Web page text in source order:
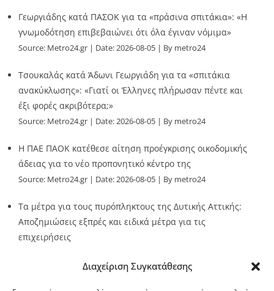
Διαχείριση Συγκατάθεσης
Γεωργιάδης κατά ΠΑΣΟΚ για τα «πράσινα σπιτάκια»: «Η
γνωμοδότηση επιβεβαιώνει ότι όλα έγιναν νόμιμα»
Source: Metro24.gr Date: 2026-08-05 By metro24
Τσουκαλάς κατά Άδωνι Γεωργιάδη για τα «σπιτάκια
ανακύκλωσης»: «Γιατί οι Έλληνες πλήρωσαν πέντε και
έξι φορές ακριβότερα;»
Source: Metro24.gr Date: 2026-08-05 By metro24
Η ΠΑΕ ΠΑΟΚ κατέθεσε αίτηση προέγκρισης οικοδομικής
άδειας για το νέο προπονητικό κέντρο της
Source: Metro24.gr Date: 2026-08-05 By metro24
Τα μέτρα για τους πυρόπληκτους της Δυτικής Αττικής:
Αποζημιώσεις εξπρές και ειδικά μέτρα για τις
επιχειρήσεις